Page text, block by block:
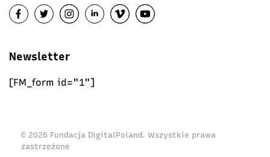
Newsletter
[FM_form id="1"]
© 2026 Fundacja DigitalPoland. Wszystkie prawa
zastrzeżone